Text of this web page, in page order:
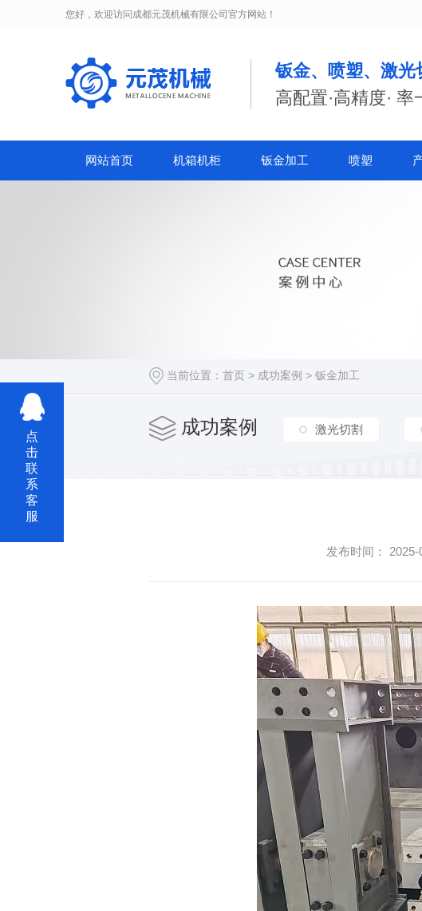
您好，欢迎访问 成都元茂机械有限公司 官方网站！
钣金、喷塑、激光
高配置·高精度·
网站首页 机箱机柜 钣金加工 喷塑
当前位置： 首页 > 成功案例 > 钣金加工
成功案例 激光切割
发布时间：
点
击
联
系
客
服